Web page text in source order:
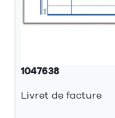
1047638
Livret de facture